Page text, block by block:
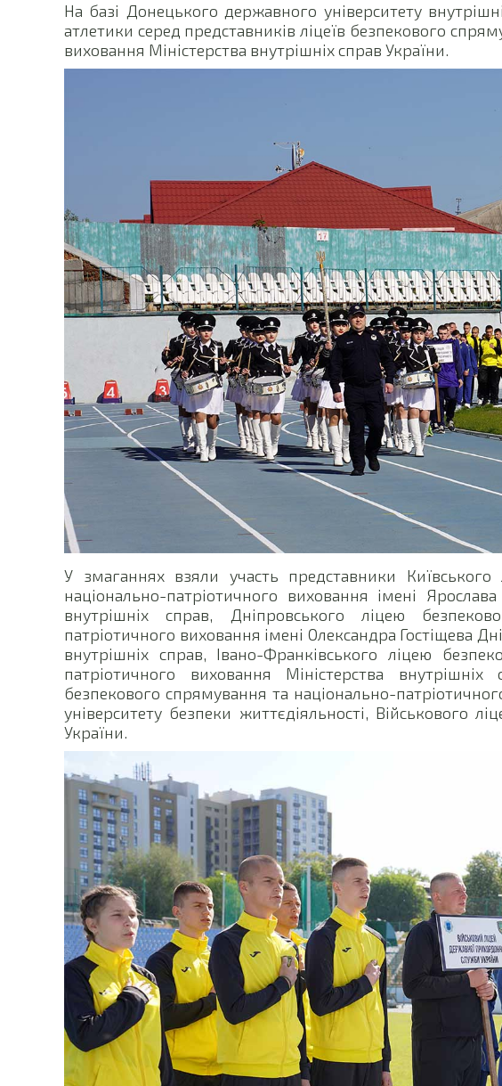
На базі Донецького державного університету
атлетики серед представників ліцеїв безпекового
виховання Міністерства внутрішніх справ України.
У змаганнях взяли участь представники
національно-патріотичного виховання імені
внутрішніх справ, Дніпровського ліцею
патріотичного виховання імені Олександра Гостіщева
внутрішніх справ, Івано-Франківського ліцею
патріотичного виховання Міністерства
безпекового спрямування та національно-
університету безпеки життєдіяльності, Військового
України.